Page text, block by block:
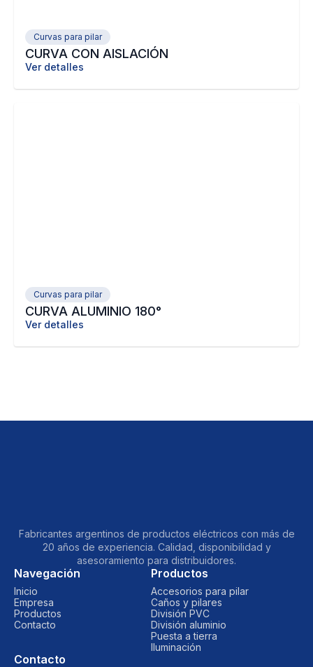
Curvas para pilar
CURVA CON AISLACIÓN
Ver detalles
Curvas para pilar
CURVA ALUMINIO 180°
Ver detalles
Fabricantes argentinos de productos eléctricos con más de
20 años de experiencia. Calidad, disponibilidad y
asesoramiento para distribuidores.
Navegación
Inicio
Empresa
Productos
Contacto
Productos
Accesorios para pilar
Caños y pilares
División PVC
División aluminio
Puesta a tierra
Iluminación
Contacto